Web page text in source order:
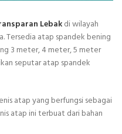
Lebakdi wilayah
Tersedia atap spandek bening
3 meter, 4 meter, 5 meter
seputar atap spandek
atap yang berfungsi sebagai
atap ini terbuat dari bahan